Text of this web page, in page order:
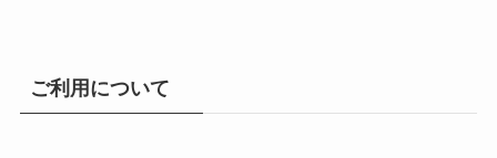
ご利用について